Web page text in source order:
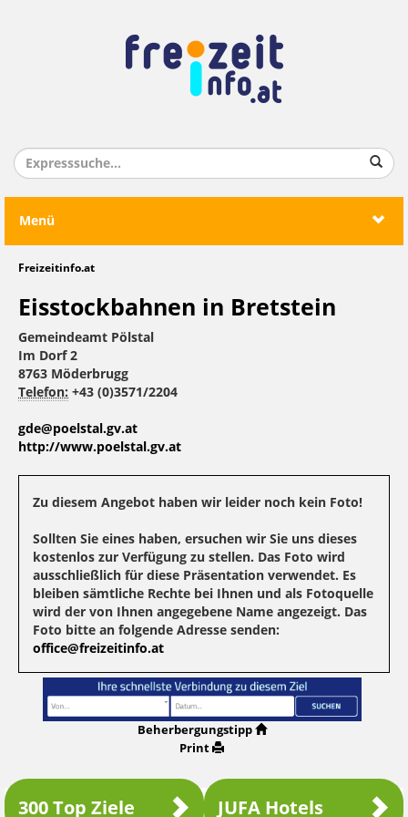
Menü
Freizeitinfo.at
Eisstockbahnen in Bretstein
Gemeindeamt Pölstal
Im Dorf 2
8763 Möderbrugg
Telefon: +43 (0)3571/2204
gde@poelstal.gv.at
http://www.poelstal.gv.at
Zu diesem Angebot haben wir leider noch kein Foto!
Sollten Sie eines haben, ersuchen wir Sie uns dieses
kostenlos zur Verfügung zu stellen. Das Foto wird
ausschließlich für diese Präsentation verwendet. Es
bleiben sämtliche Rechte bei Ihnen und als Fotoquelle
wird der von Ihnen angegebene Name angezeigt. Das
Foto bitte an folgende Adresse senden:
office@freizeitinfo.at
Beherbergungstipp
Print
300 Top Ziele JUFA Hotels